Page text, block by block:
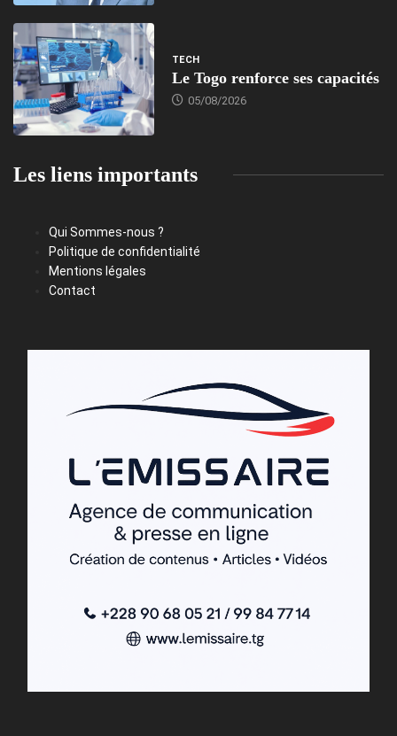
TECH
Le Togo renforce ses capacités
05/08/2026
Les liens importants
Qui Sommes-nous ?
Politique de confidentialité
Mentions légales
Contact